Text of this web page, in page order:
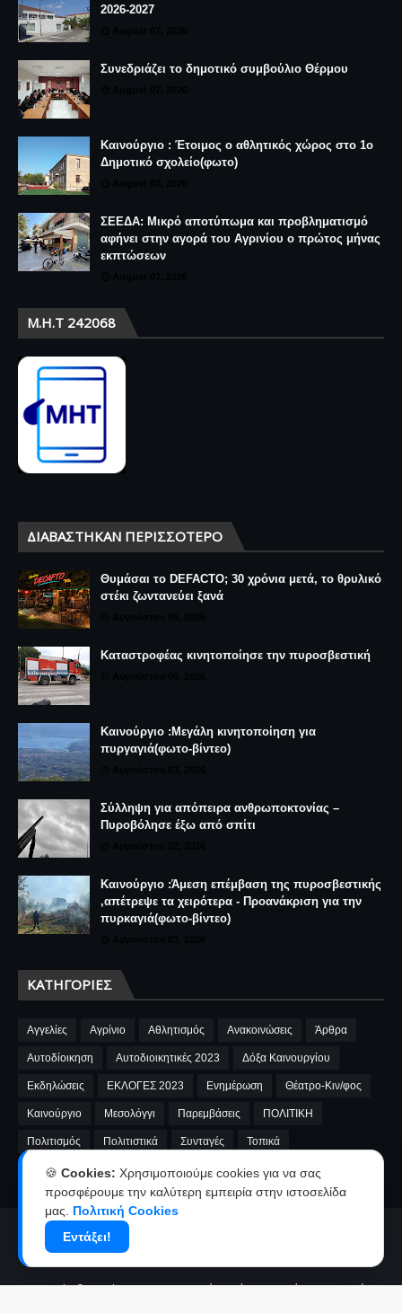
2026-2027
Συνεδριάζει το δημοτικό συμβούλιο Θέρμου
Καινούργιο : Έτοιμος ο αθλητικός χώρος στο 1ο
Δημοτικό σχολείο(φωτο)
ΣΕΕΔΑ: Μικρό αποτύπωμα και προβληματισμό
αφήνει στην αγορά του Αγρινίου ο πρώτος μήνας
εκπτώσεων
Μ.Η.Τ 242068
ΔΙΑΒΆΣΤΗΚΑΝ ΠΕΡΙΣΣΌΤΕΡΟ
Θυμάσαι το DEFACTO; 30 χρόνια μετά, το θρυλικό
στέκι ζωντανεύει ξανά
Καταστροφέας κινητοποίησε την πυροσβεστική
Καινούργιο :Μεγάλη κινητοποίηση για
πυργαγιά(φωτο-βίντεο)
Σύλληψη για απόπειρα ανθρωποκτονίας –
Πυροβόλησε έξω από σπίτι
Καινούργιο :Άμεση επέμβαση της πυροσβεστικής
,απέτρεψε τα χειρότερα - Προανάκριση για την
πυρκαγιά(φωτο-βίντεο)
ΚΑΤΗΓΟΡΊΕΣ
Αγγελίες Αγρίνιο Αθλητισμός Ανακοινώσεις Άρθρα
Αυτοδίοικηση Αυτοδιοικητικές 2023 Δόξα Καινουργίου
Εκδηλώσεις ΕΚΛΟΓΕΣ 2023 Ενημέρωση Θέατρο-Κιν/φος
Καινούργιο Μεσολόγγι Παρεμβάσεις ΠΟΛΙΤΙΚΗ
Πολιτισμός Πολιτιστικά Συνταγές Τοπικά
A.E.Καινουργίου cinema Fnews market video
Αρχική Ταυτότητα
Copyright ©2026kainourgiopress-Νέα από το Καινούργιο,το Αγρίνιο
🍪 Cookies: Χρησιμοποιούμε cookies για να σας
προσφέρουμε την καλύτερη εμπειρία στην ιστοσελίδα
μας. Πολιτική Cookies
Εντάξει!